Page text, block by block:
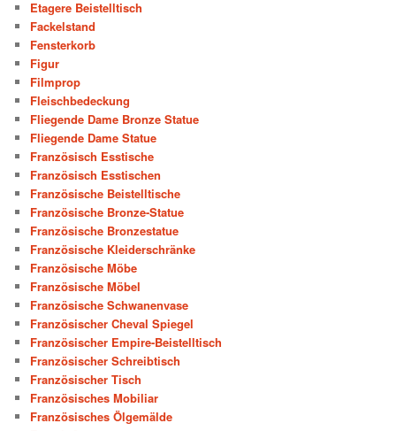
Etagere Beistelltisch
Fackelstand
Fensterkorb
Figur
Filmprop
Fleischbedeckung
Fliegende Dame Bronze Statue
Fliegende Dame Statue
Französisch Esstische
Französisch Esstischen
Französische Beistelltische
Französische Bronze-Statue
Französische Bronzestatue
Französische Kleiderschränke
Französische Möbe
Französische Möbel
Französische Schwanenvase
Französischer Cheval Spiegel
Französischer Empire-Beistelltisch
Französischer Schreibtisch
Französischer Tisch
Französisches Mobiliar
Französisches Ölgemälde